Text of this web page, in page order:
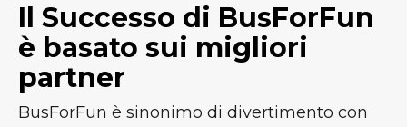
Il Successo di BusForFun
è basato sui migliori
partner
BusForFun è sinonimo di divertimento con